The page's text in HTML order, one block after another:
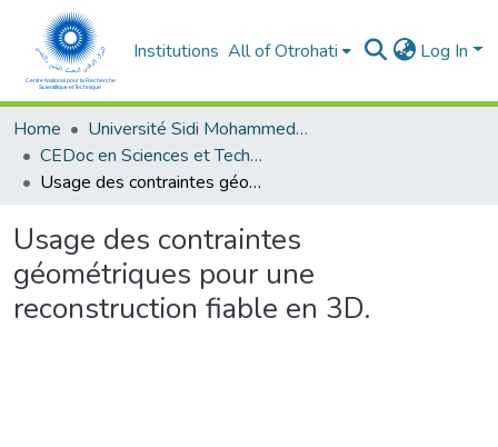
Institutions All of Otrohati Log In
Home
Université Sidi Mohammed Ben Abdellah - Fès
CEDoc en Sciences et Techniques et Sciences Médicales (CED - STSM)
Usage des contraintes géométriques pour une reconstruction fiable en 3D.
Usage des contraintes
géométriques pour une
reconstruction fiable en 3D.